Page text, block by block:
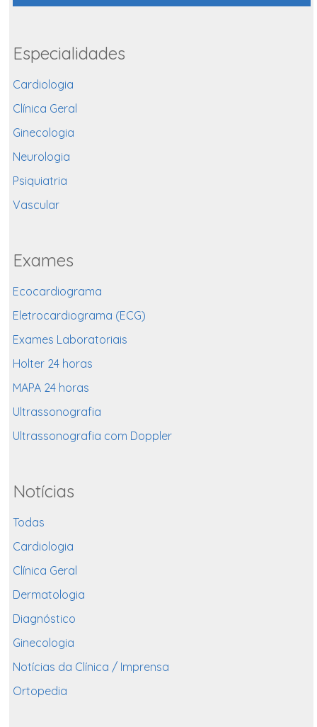
Especialidades
Cardiologia
Clínica Geral
Ginecologia
Neurologia
Psiquiatria
Vascular
Exames
Ecocardiograma
Eletrocardiograma (ECG)
Exames Laboratoriais
Holter 24 horas
MAPA 24 horas
Ultrassonografia
Ultrassonografia com Doppler
Notícias
Todas
Cardiologia
Clínica Geral
Dermatologia
Diagnóstico
Ginecologia
Notícias da Clínica / Imprensa
Ortopedia